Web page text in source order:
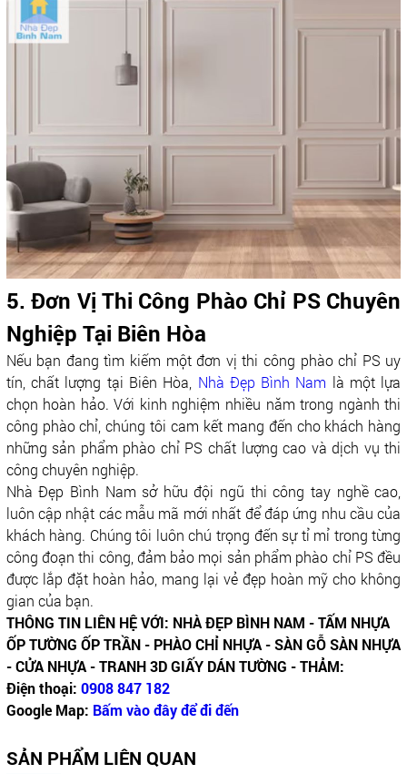
5. Đơn Vị Thi Công Phào Chỉ PS Chuyên
Nghiệp Tại Biên Hòa
Nếu bạn đang tìm kiếm một đơn vị thi công phào chỉ PS uy
tín, chất lượng tại Biên Hòa, Nhà Đẹp Bình Nam là một lựa
chọn hoàn hảo. Với kinh nghiệm nhiều năm trong ngành thi
công phào chỉ, chúng tôi cam kết mang đến cho khách hàng
những sản phẩm phào chỉ PS chất lượng cao và dịch vụ thi
công chuyên nghiệp.
Nhà Đẹp Bình Nam sở hữu đội ngũ thi công tay nghề cao,
luôn cập nhật các mẫu mã mới nhất để đáp ứng nhu cầu của
khách hàng. Chúng tôi luôn chú trọng đến sự tỉ mỉ trong từng
công đoạn thi công, đảm bảo mọi sản phẩm phào chỉ PS đều
được lắp đặt hoàn hảo, mang lại vẻ đẹp hoàn mỹ cho không
gian của bạn.
THÔNG TIN LIÊN HỆ VỚI: NHÀ ĐẸP BÌNH NAM - TẤM NHỰA
ỐP TƯỜNG ỐP TRẦN - PHÀO CHỈ NHỰA - SÀN GỖ SÀN NHỰA
- CỬA NHỰA - TRANH 3D GIẤY DÁN TƯỜNG - THẢM:
Điện thoại: 0908 847 182
Google Map: Bấm vào đây để đi đến
SẢN PHẨM LIÊN QUAN